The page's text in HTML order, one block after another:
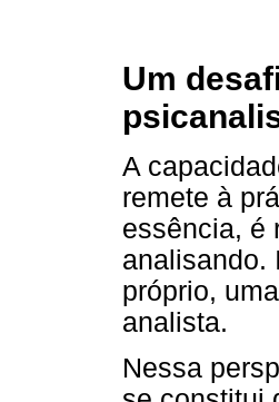
Um
A
remete à
essência, é
analisando.
próprio,
analista.
Nessa